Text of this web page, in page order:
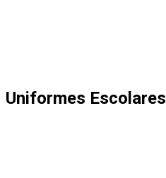
Uniformes Escolares